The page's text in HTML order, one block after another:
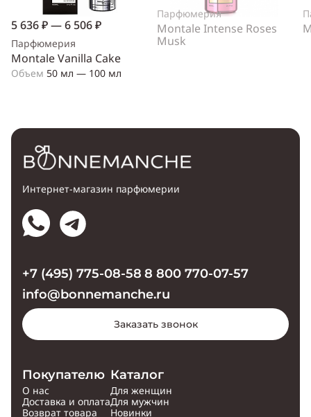
5 636 ₽ — 6 506 ₽
Парфюмерия
Montale Vanilla Cake
Объем 50 мл — 100 мл
Парфюмерия
Montale Intense Roses
Musk
Интернет-магазин парфюмерии
Покупателю
О нас
Доставка и оплата
Возврат товара
Каталог
Для женщин
Для мужчин
Новинки
+7 (495) 775-08-58 8 800 770-07-57
info@bonnemanche.ru
Заказать звонок